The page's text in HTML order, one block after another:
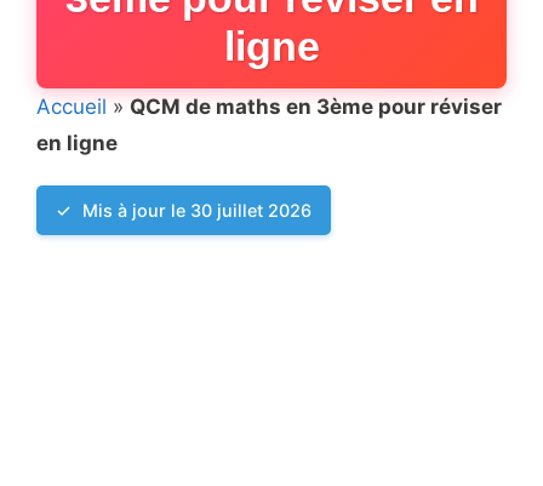
ligne
Accueil » QCM de maths en 3ème pour réviser
en ligne
Mis à jour le 30 juillet 2026